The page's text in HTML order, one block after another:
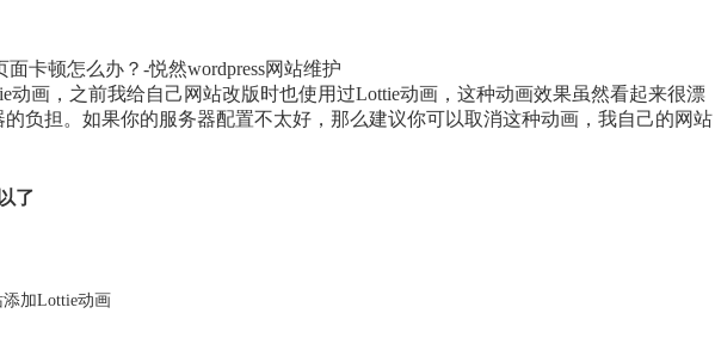
动画，之前我给自己网站改版时也使用过Lottie动画，这种动画效果虽然看起来很漂
负担。如果你的服务器配置不太好，那么建议你可以取消这种动画，我自己的网站
了
加Lottie动画